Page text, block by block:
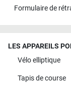
Formulaire de
LES APPAREILS
Vélo elliptique
Tapis de course